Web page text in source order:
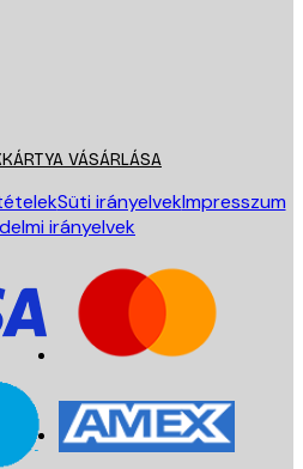
VÁSÁRLÁSA
Süti irányelvekImpresszum
irányelvek